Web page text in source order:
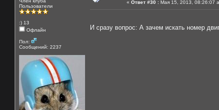
Пользователи
:) 13
Офлайн
Пол:
Сообщений: 2237
« Ответ #30 : Мая 15, 2013, 08:26:07
И сразу вопрос: А зачем искать номер